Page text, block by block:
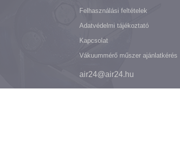
Felhasználási feltételek
Adatvédelmi tájékoztató
Kapcsolat
Vákuummérő műszer ajánlatkérés
air24@air24.hu